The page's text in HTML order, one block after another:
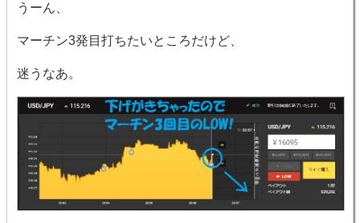
うーん、
マーチン3発目打ちたいところだけど、
迷うなあ。